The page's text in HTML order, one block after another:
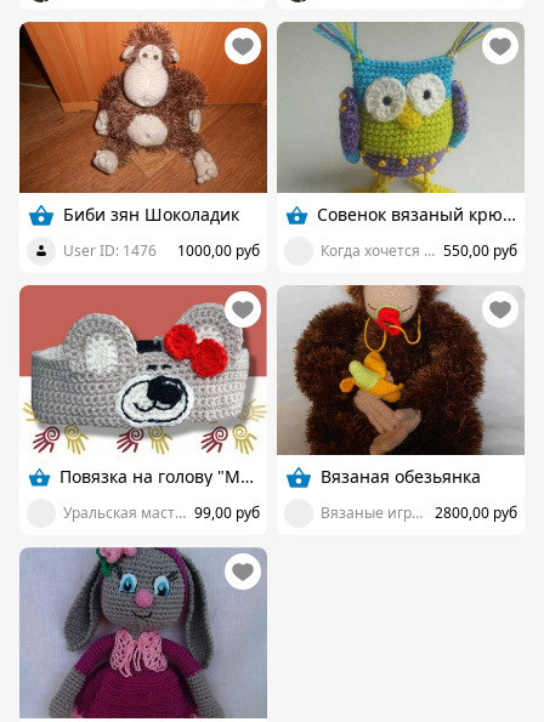
Биби зян Шоколадик
User ID: 1476 1000,00 руб
Совенок вязаный крючком
Когда хочется творить... 550,00 руб
Повязка на голову "Мишка"
Уральская мастерица 99,00 руб
Вязаная обезьянка
Вязаные игрушки от Светланы Яловицыной 2800,00 руб